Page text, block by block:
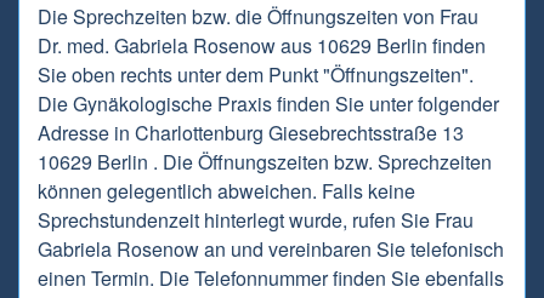
Die Sprechzeiten bzw. die Öffnungszeiten von Frau
Dr. med. Gabriela Rosenow aus 10629 Berlin finden
Sie oben rechts unter dem Punkt "Öffnungszeiten".
Die Gynäkologische Praxis finden Sie unter folgender
Adresse in Charlottenburg Giesebrechtsstraße 13
10629 Berlin . Die Öffnungszeiten bzw. Sprechzeiten
können gelegentlich abweichen. Falls keine
Sprechstundenzeit hinterlegt wurde, rufen Sie Frau
Gabriela Rosenow an und vereinbaren Sie telefonisch
einen Termin. Die Telefonnummer finden Sie ebenfalls